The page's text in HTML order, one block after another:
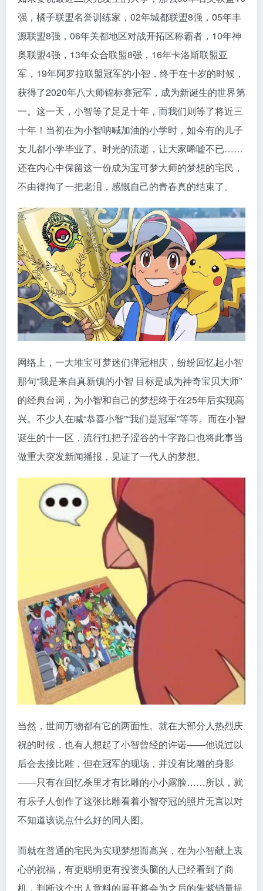
强，橘子联盟名誉训练家，02年城都联盟8强，05年丰
源联盟8强，06年关都地区对战开拓区称霸者，10年神
奥联盟4强，13年众合联盟8强，16年卡洛斯联盟亚
军，19年阿罗拉联盟冠军的小智，终于在十岁的时候，
获得了2020年八大师锦标赛冠军，成为新诞生的世界第
一。这一天，小智等了足足十年，而我们则等了将近三
十年！当初在为小智呐喊加油的小学时，如今有的儿子
女儿都小学毕业了。时光的流逝，让大家唏嘘不已……
还在内心中保留这一份成为宝可梦大师的梦想的宅民，
不由得拘了一把老泪，感慨自己的青春真的结束了。
网络上，一大堆宝可梦迷们弹冠相庆，纷纷回忆起小智
那句“我是来自真新镇的小智 目标是成为神奇宝贝大师”
的经典台词，为小智和自己的梦想终于在25年后实现高
兴。不少人在喊“恭喜小智”“我们是冠军”等等。而在小智
诞生的十一区，流行扛把子涩谷的十字路口也将此事当
做重大突发新闻播报，见证了一代人的梦想。
当然，世间万物都有它的两面性。就在大部分人热烈庆
祝的时候，也有人想起了小智曾经的许诺——他说过以
后会去接比雕，但在冠军的现场，并没有比雕的身影
——只有在回忆杀里才有比雕的小小露脸……所以，就
有乐子人创作了这张比雕看着小智夺冠的照片无言以对
不知道该说点什么好的同人图。
而就在普通的宅民为实现梦想而高兴，在为小智献上衷
心的祝福，有更聪明更有投资头脑的人已经看到了商
机，判断这个出人意料的展开将会为之后的朱紫销量提